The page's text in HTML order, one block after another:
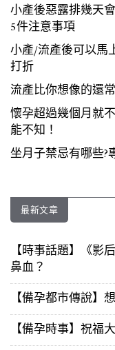
小產後惡露排幾天
5件注意事項
小產/流產後可以馬
打折
流產比你想像的還
懷孕超過幾個月就
能不知！
坐月子禁忌有哪些
最新文章
【時事話題】《影
鼻血？
【備孕都市傳說】
【備孕時事】祝福